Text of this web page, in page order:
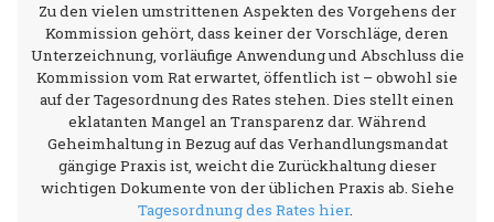
Zu den vielen umstrittenen Aspekten des Vorgehens der
Kommission gehört, dass keiner der Vorschläge, deren
Unterzeichnung, vorläufige Anwendung und Abschluss die
Kommission vom Rat erwartet, öffentlich ist – obwohl sie
auf der Tagesordnung des Rates stehen. Dies stellt einen
eklatanten Mangel an Transparenz dar. Während
Geheimhaltung in Bezug auf das Verhandlungsmandat
gängige Praxis ist, weicht die Zurückhaltung dieser
wichtigen Dokumente von der üblichen Praxis ab. Siehe
Tagesordnung des Rates hier.